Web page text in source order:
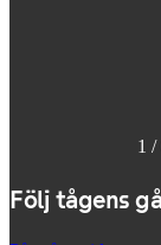
1 /
Följ tågens